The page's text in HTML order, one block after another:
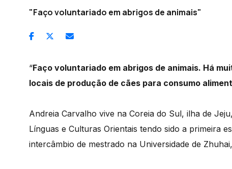
"Faço voluntariado em abrigos de animais"
“Faço voluntariado em abrigos de animais. Há
locais de produção de cães para consumo
Andreia Carvalho vive na Coreia do Sul, ilha de
Línguas e Culturas Orientais tendo sido a primeira
intercâmbio de mestrado na Universidade de